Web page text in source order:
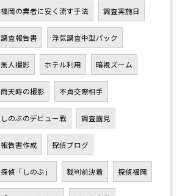
福岡の業者に安く流す手法 調査実施日
調査報告書 浮気調査中型パック
無人撮影 ホテル利用 暗視ズーム
雨天時の撮影 不貞交際相手
しのぶのデビュー戦 調査露見
報告書作成 探偵ブログ
探偵「しのぶ」 裁判前決着 探偵福岡